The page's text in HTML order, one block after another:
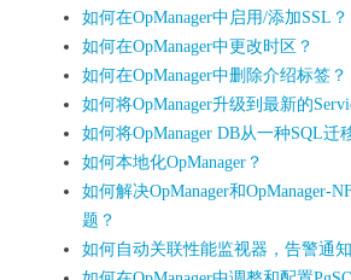
如何在OpManager中启用/添加SSL？
如何在OpManager中更改时区？
如何在OpManager中删除介绍标签？
如何将OpManager升级到最新的
如何将OpManager DB从一种SQL迁
如何本地化OpManager？
如何解决OpManager和OpManager-
题？
如何自动关联性能监视器，告警通